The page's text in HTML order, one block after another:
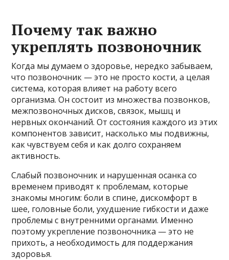
Почему так важно
укреплять позвоночник
Когда мы думаем о здоровье, нередко забываем,
что позвоночник — это не просто кости, а целая
система, которая влияет на работу всего
организма. Он состоит из множества позвонков,
межпозвоночных дисков, связок, мышц и
нервных окончаний. От состояния каждого из этих
компонентов зависит, насколько мы подвижны,
как чувствуем себя и как долго сохраняем
активность.
Слабый позвоночник и нарушенная осанка со
временем приводят к проблемам, которые
знакомы многим: боли в спине, дискомфорт в
шее, головные боли, ухудшение гибкости и даже
проблемы с внутренними органами. Именно
поэтому укрепление позвоночника — это не
прихоть, а необходимость для поддержания
здоровья.